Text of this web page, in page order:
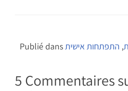
Publié dans , התפתחות אישית
5 Commentaires